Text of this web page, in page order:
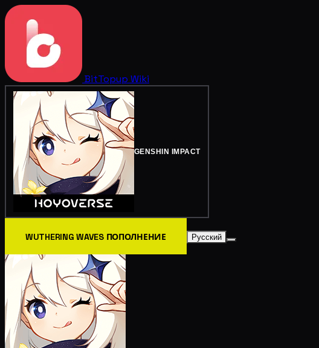
BitTopup Wiki
GENSHIN IMPACT
WUTHERING WAVES ПОПОЛНЕНИЕ Русский